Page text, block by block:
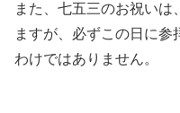
また、七五三のお祝い
ますが、必ずこの日に
わけではありません。